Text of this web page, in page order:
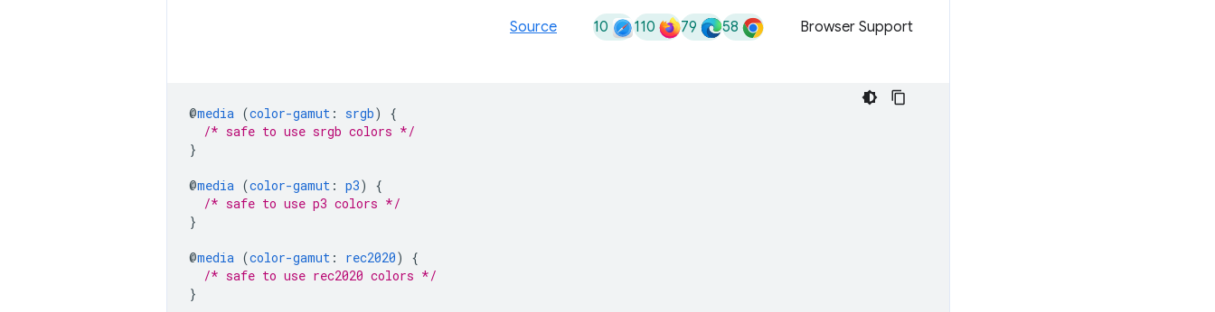
Browser Support
58
79
110
10
Source
@media (color-gamut : srgb)
{
/* safe to use srgb colors */
}
@media (color-gamut : p3)
{
/* safe to use p3 colors */
}
@media (color-gamut : rec2020)
{
/* safe to use rec2020 colors */
}